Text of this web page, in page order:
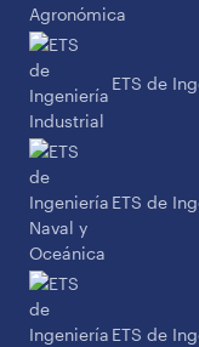
ETS de
ETS de
ETS de